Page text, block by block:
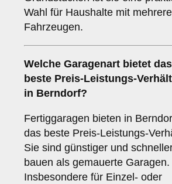
Wahl für Haushalte mit
Fahrzeugen.
Welche Garagenart bietet das
beste Preis-Leistungs-
in Berndorf?
Fertiggaragen bieten in
das beste Preis-Leistungs-
Sie sind günstiger und
bauen als gemauerte Garagen.
Insbesondere für Einzel- oder